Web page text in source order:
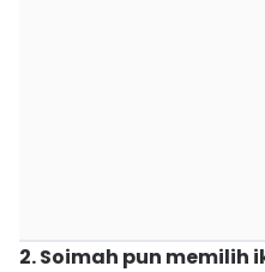
2. Soimah pun